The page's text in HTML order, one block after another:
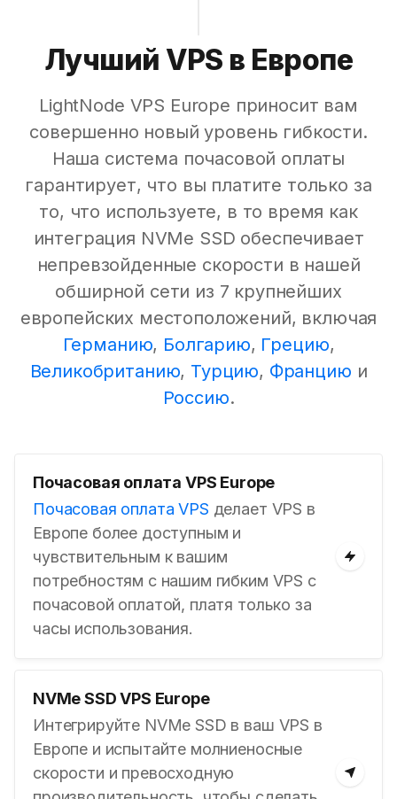
Лучший VPS в Европе
LightNode VPS Europe приносит вам
совершенно новый уровень гибкости.
Наша система почасовой оплаты
гарантирует, что вы платите только за
то, что используете, в то время как
интеграция NVMe SSD обеспечивает
непревзойденные скорости в нашей
обширной сети из 7 крупнейших
европейских местоположений, включая
Германию, Болгарию, Грецию,
Великобританию, Турцию, Францию и
Россию.
Почасовая оплата VPS Europe
Почасовая оплата VPS делает VPS в
Европе более доступным и
чувствительным к вашим
потребностям с нашим гибким VPS с
почасовой оплатой, платя только за
часы использования.
NVMe SSD VPS Europe
Интегрируйте NVMe SSD в ваш VPS в
Европе и испытайте молниеносные
скорости и превосходную